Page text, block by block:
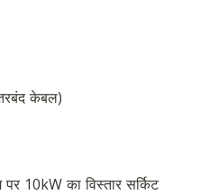
केबल)
10kW का विस्तार सर्किट